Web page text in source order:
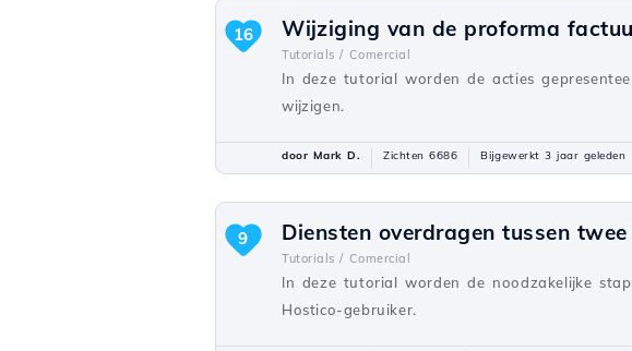
Wijziging van de proforma
Tutorials / Comercial
In deze tutorial worden de acties
wijzigen.
16
door Mark D. Zichten 6686 Bijgewerkt 3 jaar geleden
Diensten overdragen tussen
Tutorials / Comercial
In deze tutorial worden de noodzakelijke
Hostico-gebruiker.
9